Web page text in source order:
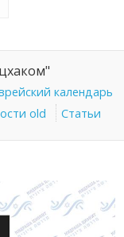
календарь
old Статьи